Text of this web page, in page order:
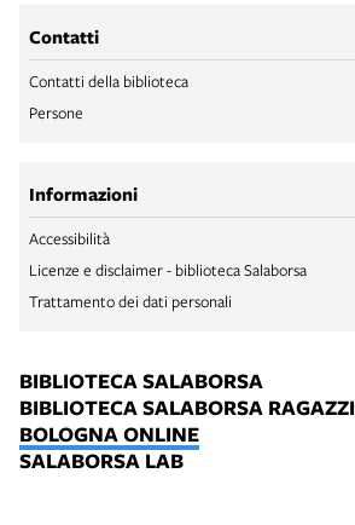
Contatti
Contatti della biblioteca
Persone
Informazioni
Accessibilità
Licenze e disclaimer - biblioteca Salaborsa
Trattamento dei dati personali
BIBLIOTECA SALABORSA
BIBLIOTECA SALABORSA RAGAZZI
BOLOGNA ONLINE
SALABORSA LAB